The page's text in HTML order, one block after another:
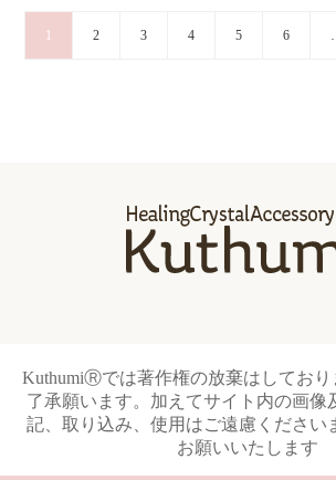
1 2 3 4 5 6
KuthumiⓇでは著作権の放棄はしてお
了承願います。加えてサイト内の画像
記、取り込み、使用はご遠慮ください
お願いいたします